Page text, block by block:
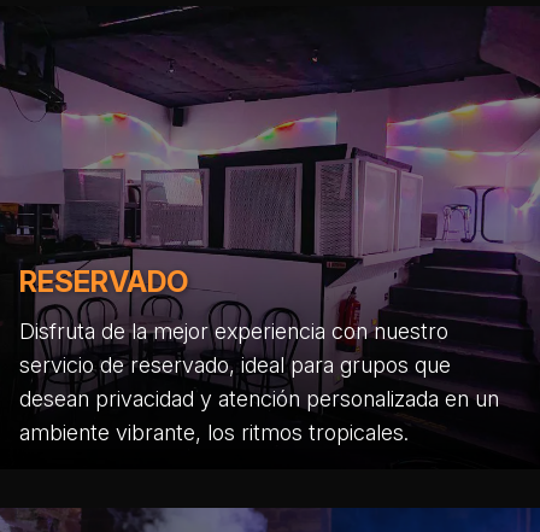
RESERVADO
Disfruta de la mejor experiencia con nuestro
servicio de reservado, ideal para grupos que
desean privacidad y atención personalizada en un
ambiente vibrante, los ritmos tropicales.